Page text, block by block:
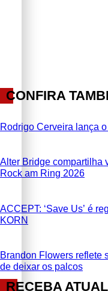
CONFIRA
Rodrigo Cerveira lança
Alter Bridge compartilha
Rock am Ring 2026
ACCEPT: ‘Save Us’ é
KORN
Brandon Flowers reflete
de deixar os palcos
RECEBA